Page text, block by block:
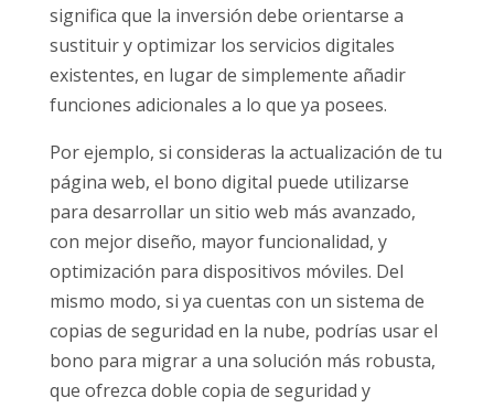
significa que la inversión debe orientarse a
sustituir y optimizar los servicios digitales
existentes, en lugar de simplemente añadir
funciones adicionales a lo que ya posees.
Por ejemplo, si consideras la actualización de tu
página web, el bono digital puede utilizarse
para desarrollar un sitio web más avanzado,
con mejor diseño, mayor funcionalidad, y
optimización para dispositivos móviles. Del
mismo modo, si ya cuentas con un sistema de
copias de seguridad en la nube, podrías usar el
bono para migrar a una solución más robusta,
que ofrezca doble copia de seguridad y